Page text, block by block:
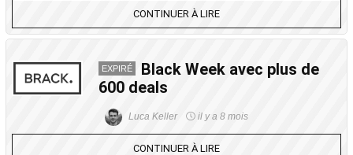
CONTINUER À LIRE
EXPIRÉ
Black Week avec plus de
600 deals
Luca Keller il y a 8 mois
CONTINUER À LIRE